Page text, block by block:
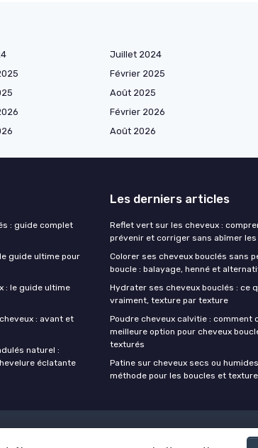
Juillet 2024
Février 2025
Août 2025
Février 2026
Août 2026
: guide complet
guide ultime pour
: le guide ultime
: avant et
naturel :
éclatante
Les derniers articles
Reflet vert sur les cheveux :
prévenir et corriger sans abîmer
Colorer ses cheveux bouclés sans
boucle : balayage, henné et
Hydrater ses cheveux bouclés : ce
vraiment, texture par texture
Poudre cheveux calvitie : comment
meilleure option pour cheveux
texturés
Patine sur cheveux secs ou
méthode pour les boucles et